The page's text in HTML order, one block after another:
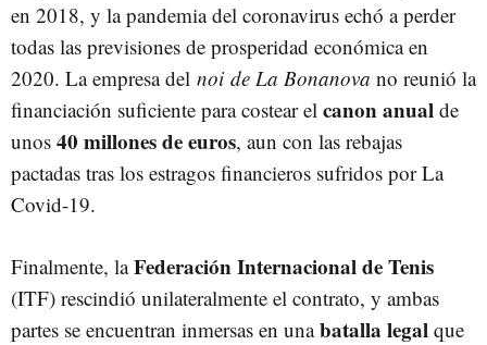
en 2018, y la pandemia del coronavirus echó a perder
todas las previsiones de prosperidad económica en
2020. La empresa del noi de La Bonanova no reunió la
financiación suficiente para costear el canon anual de
unos 40 millones de euros, aun con las rebajas
pactadas tras los estragos financieros sufridos por La
Covid-19.
Finalmente, laFederación Internacional de Tenis
(ITF) rescindió unilateralmente el contrato, y ambas
partes se encuentran inmersas en unabatalla legal que